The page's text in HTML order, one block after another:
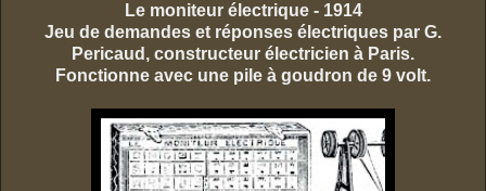
Le moniteur électrique - 1914
Jeu de demandes et réponses électriques par G.
Pericaud, constructeur électricien à Paris.
Fonctionne avec une pile à goudron de 9 volt.